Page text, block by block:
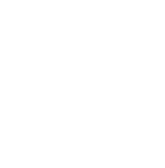
based on
can always be updated and
a modular presentation,
continuous integration and